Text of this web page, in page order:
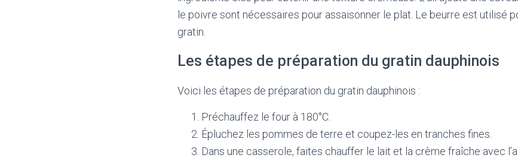
le poivre sont nécessaires pour assaisonner le plat. Le beurre est utilisé
gratin.
Les étapes de préparation du gratin dauphinois
Voici les étapes de préparation du gratin dauphinois :
Préchauffez le four à 180°C.
Épluchez les pommes de terre et coupez-les en tranches fines.
Dans une casserole, faites chauffer le lait et la crème fraîche avec